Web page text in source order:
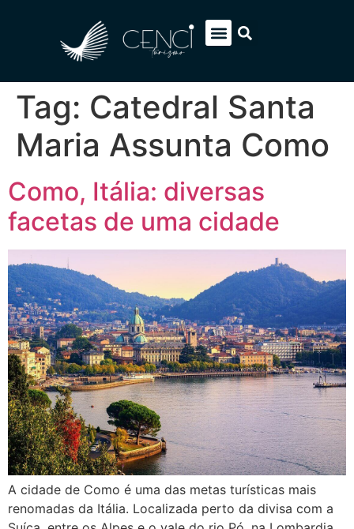
Tag: Catedral Santa
Maria Assunta Como
Como, Itália: diversas
facetas de uma cidade
A cidade de Como é uma das metas turísticas mais
renomadas da Itália. Localizada perto da divisa com a